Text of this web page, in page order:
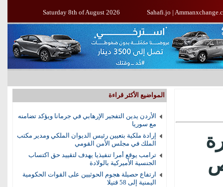
Saturday 8th of August 2026 Sahafi.jo |
المواضيع الأكثر قراءة
الأردن يدين التفجير الإرهابي في جرمانا ويؤكد تضامنه
مع سوريا
إرادة ملكية بتعيين رئيس الديوان الملكي ومدير مكتب
الملك في مجلس الأمن القومي
ترامب يوقع أمرا تنفيذيا يهدف لتقييد حق اكتساب
الجنسية الأميركية بالولادة
ارتفاع حصيلة هجوم الحوثيين على القوات الحكومية
اليمنية إلى 58 قتيلا